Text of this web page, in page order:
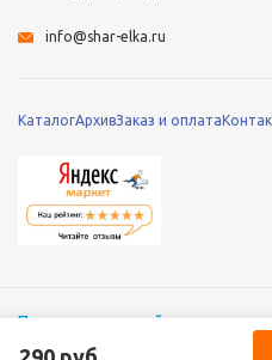
КаталогАрхивЗаказ и оплата
info@shar-elka.ru
Полная версия сайта
© 2010 – 2026 «Шар-Ёлка», Все